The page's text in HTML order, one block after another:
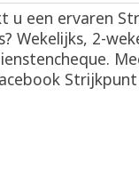
u een ervaren
Wekelijks, 2-